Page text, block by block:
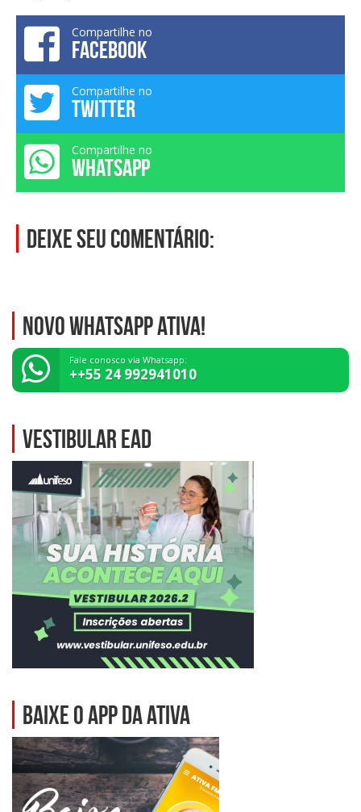
Compartilhe no
FACEBOOK
Compartilhe no
TWITTER
Compartilhe no
WHATSAPP
Deixe seu comentário:
NOVO WHATSAPP ATIVA!
Fale conosco via Whatsapp:
++55 24 992941010
VESTIBULAR EAD
BAIXE O APP DA ATIVA